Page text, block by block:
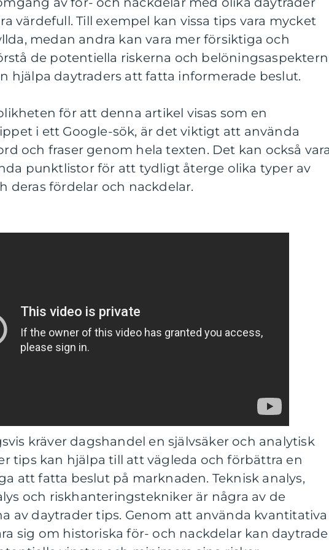
värdefull. Till exempel kan vissa tips vara mycket
medan andra kan vara mer försiktiga och
de potentiella riskerna och
hjälpa daytraders att fatta informerade beslut.
för att denna artikel visas som en
i ett Google-sök, är det viktigt att använda
och fraser genom hela texten. Det kan också
punktlistor för att tydligt återge olika typer av
deras fördelar och nackdelar.
kräver dagshandel en självsäker och analytisk
tips kan hjälpa till att vägleda och förbättra en
att fatta beslut på marknaden. Teknisk analys,
och riskhanteringstekniker är några av de
av daytrader tips. Genom att använda kvantitativa
sig om historiska för- och nackdelar kan